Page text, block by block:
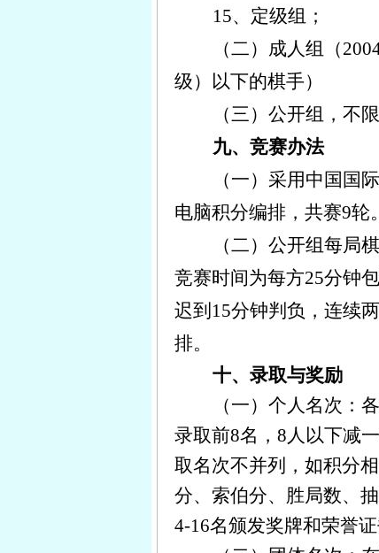
15、定级组；
（二）成人组（200
级）以下的棋手）
（三）公开组，不
九、竞赛办法
（一）采用中国国
电脑积分编排，共赛9轮。
（二）公开组每局
竞赛时间为每方25分钟
迟到15分钟判负，连续
排。
十、录取与奖励
（一）个人名次：
录取前8名，8人以下减
取名次不并列，如积分
分、索伯分、胜局数、
4-16名颁发奖牌和荣誉